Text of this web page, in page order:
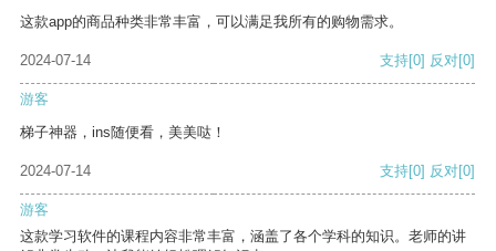
这款app的商品种类非常丰富，可以满足我所有的购物需求。
2024-07-14 支持[0] 反对[0]
游客
梯子神器，ins随便看，美美哒！
2024-07-14 支持[0] 反对[0]
游客
这款学习软件的课程内容非常丰富，涵盖了各个学科的知识。老师的讲